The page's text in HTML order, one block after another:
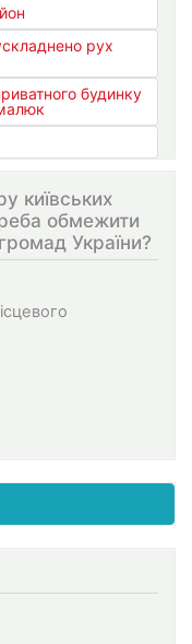
рух
будинку
київських
обмежити
України?